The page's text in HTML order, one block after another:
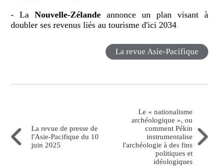
- LaNouvelle-Zélande annonce un plan visant à
doubler ses revenus liés au tourisme d'ici 2034
La revue Asie-Pacifique
La revue de presse de
l'Asie-Pacifique du 10
juin 2025
Le « nationalisme
archéologique », ou
comment Pékin
instrumentalise
l'archéologie à des fins
politiques et
idéologiques